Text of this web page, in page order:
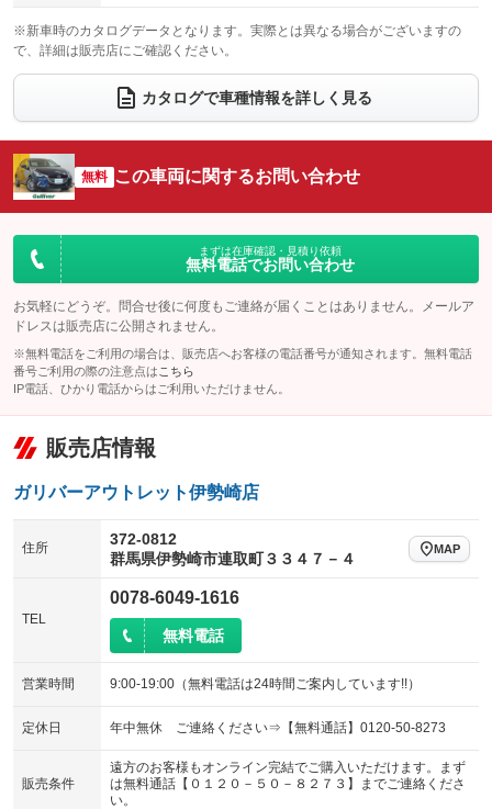
電動格納サードシート
：装備なし シートヒーター
：装備あり
ウォークスルー
電動リアゲート フロントカメラ
：装備なし
シートエアコン
：装備なし 全周囲カメラ
：装備なし
サイドカメラ
：装備なし ルーフレール
：装備なし
エアサスペンション ヘッドライトウォッシャー
※新車時のカタログデータとなります。実際とは異なる場合がございますの
で、詳細は販売店にご確認ください。
カタログで車種情報を詳しく見る
無料 この車両に関するお問い合わせ
まずは在庫確認・見積り依頼
無料電話でお問い合わせ
お気軽にどうぞ。問合せ後に何度もご連絡が届くことはありません。メールア
ドレスは販売店に公開されません。
※無料電話をご利用の場合は、販売店へお客様の電話番号が通知されます。無料電話
番号ご利用の際の注意点は こちら
IP電話、ひかり電話からはご利用いただけません。
販売店情報
ガリバーアウトレット伊勢崎店
住所
372-0812
群馬県伊勢崎市連取町３３４７－４
MAP
TEL
0078-6049-1616
無料電話
営業時間 9:00-19:00（無料電話は24時間ご案内しています!!）
定休日 年中無休 ご連絡ください⇒【無料通話】0120-50-8273
販売条件
遠方のお客様もオンライン完結でご購入いただけます。まず
は無料通話【０１２０－５０－８２７３】までご連絡くださ
い。